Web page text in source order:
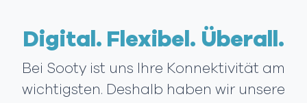
Digital. Flexibel. Überall.
Bei Sooty ist uns Ihre Konnektivität am
wichtigsten. Deshalb haben wir unsere